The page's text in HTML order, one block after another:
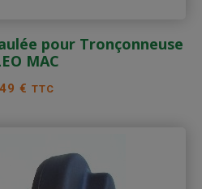
pour Tronçonneuse
MAC
€ TTC